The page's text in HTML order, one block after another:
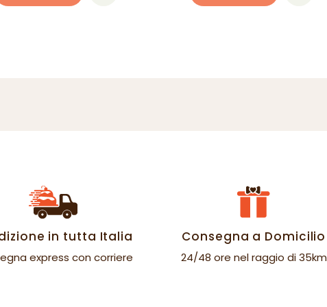
in tutta Italia
express con corriere
Consegna a Domicilio
24/48 ore nel raggio di 35km